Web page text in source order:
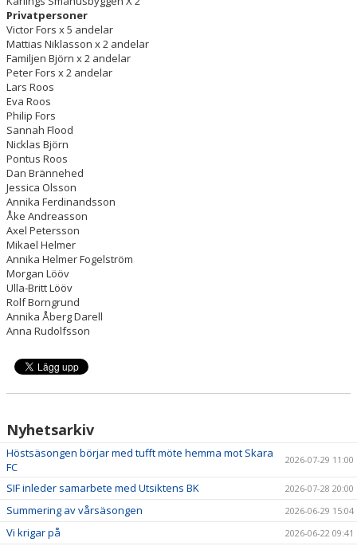
Privatpersoner
Victor Fors x 5 andelar
Mattias Niklasson x 2 andelar
Familjen Björn x 2 andelar
Peter Fors x 2 andelar
Lars Roos
Eva Roos
Philip Fors
Sannah Flood
Nicklas Björn
Pontus Roos
Dan Brännehed
Jessica Olsson
Annika Ferdinandsson
Åke Andreasson
Axel Petersson
Mikael Helmer
Annika Helmer Fogelström
Morgan Lööv
Ulla-Britt Lööv
Rolf Borngrund
Annika Åberg Darell
Anna Rudolfsson
Nyhetsarkiv
Höstsäsongen börjar med tufft möte hemma mot Skara
FC
2026-07-29 11:00
SIF inleder samarbete med Utsiktens BK 2026-07-28 20:00
Summering av vårsäsongen 2026-06-29 15:04
Vi krigar på 2026-06-22 09:41